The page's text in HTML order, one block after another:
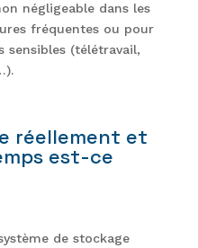
négligeable dans les
fréquentes ou pour
sensibles (télétravail,
réellement et
est-ce
de stockage